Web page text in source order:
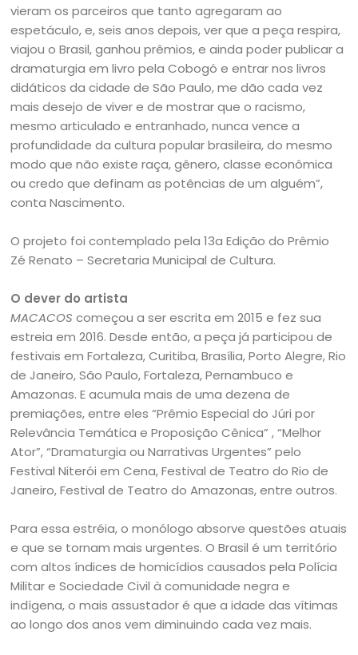
vieram os parceiros que tanto agregaram ao
espetáculo, e, seis anos depois, ver que a peça respira,
viajou o Brasil, ganhou prêmios, e ainda poder publicar a
dramaturgia em livro pela Cobogó e entrar nos livros
didáticos da cidade de São Paulo, me dão cada vez
mais desejo de viver e de mostrar que o racismo,
mesmo articulado e entranhado, nunca vence a
profundidade da cultura popular brasileira, do mesmo
modo que não existe raça, gênero, classe econômica
ou credo que definam as potências de um alguém”,
conta Nascimento.
O projeto foi contemplado pela 13a Edição do Prêmio
Zé Renato – Secretaria Municipal de Cultura.
O dever do artista
MACACOScomeçou a ser escrita em 2015 e fez sua
estreia em 2016. Desde então, a peça já participou de
festivais em Fortaleza, Curitiba, Brasília, Porto Alegre, Rio
de Janeiro, São Paulo, Fortaleza, Pernambuco e
Amazonas. E acumula mais de uma dezena de
premiações, entre eles “Prêmio Especial do Júri por
Relevância Temática e Proposição Cênica” , “Melhor
Ator”, “Dramaturgia ou Narrativas Urgentes” pelo
Festival Niterói em Cena, Festival de Teatro do Rio de
Janeiro, Festival de Teatro do Amazonas, entre outros.
Para essa estréia, o monólogo absorve questões atuais
e que se tornam mais urgentes. O Brasil é um território
com altos índices de homicídios causados pela Polícia
Militar e Sociedade Civil à comunidade negra e
indígena, o mais assustador é que a idade das vítimas
ao longo dos anos vem diminuindo cada vez mais.